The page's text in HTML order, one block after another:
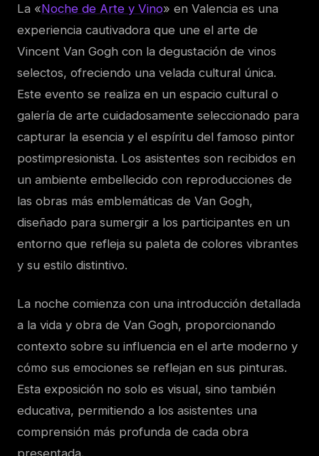
La «Noche de Arte y Vino» en Valencia es una
experiencia cautivadora que une el arte de
Vincent Van Gogh con la degustación de vinos
selectos, ofreciendo una velada cultural única.
Este evento se realiza en un espacio cultural o
galería de arte cuidadosamente seleccionado para
capturar la esencia y el espíritu del famoso pintor
postimpresionista. Los asistentes son recibidos en
un ambiente embellecido con reproducciones de
las obras más emblemáticas de Van Gogh,
diseñado para sumergir a los participantes en un
entorno que refleja su paleta de colores vibrantes
y su estilo distintivo.
La noche comienza con una introducción detallada
a la vida y obra de Van Gogh, proporcionando
contexto sobre su influencia en el arte moderno y
cómo sus emociones se reflejan en sus pinturas.
Esta exposición no solo es visual, sino también
educativa, permitiendo a los asistentes una
comprensión más profunda de cada obra
presentada.